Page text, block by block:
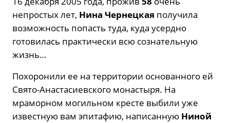
непростых лет, Нина Чернецкая получила
возможность попасть туда, куда усердно
готовилась практически всю сознательную
жизнь…
Похоронили ее на территории основанного ей
Свято-Анастасиевского монастыря. На
мраморном могильном кресте выбили уже
известную вам эпитафию, написанную Ниной